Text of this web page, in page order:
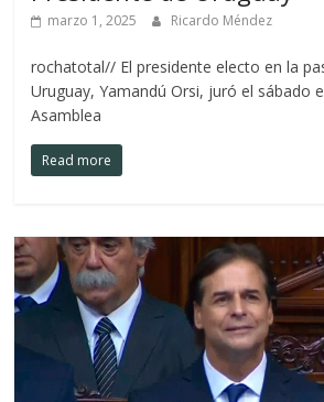
marzo 1, 2025 Ricardo Méndez
rochatotal// El presidente electo en la
Uruguay, Yamandú Orsi, juró el sábado
Asamblea
Read more